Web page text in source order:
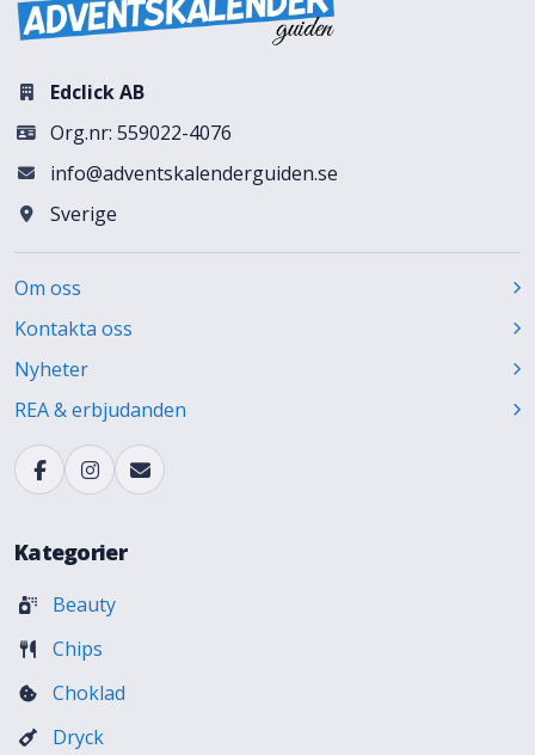
Edclick AB
Org.nr: 559022-4076
info@adventskalenderguiden.se
Sverige
Om oss
Kontakta oss
Nyheter
REA & erbjudanden
Kategorier
Beauty
Chips
Choklad
Dryck